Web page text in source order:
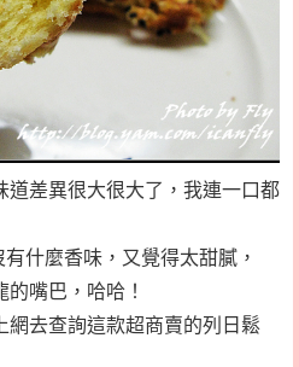
道差異很大很大了，我連一口都
什麼香味，又覺得太甜膩，
嘴巴，哈哈！
網去查詢這款超商賣的列日鬆